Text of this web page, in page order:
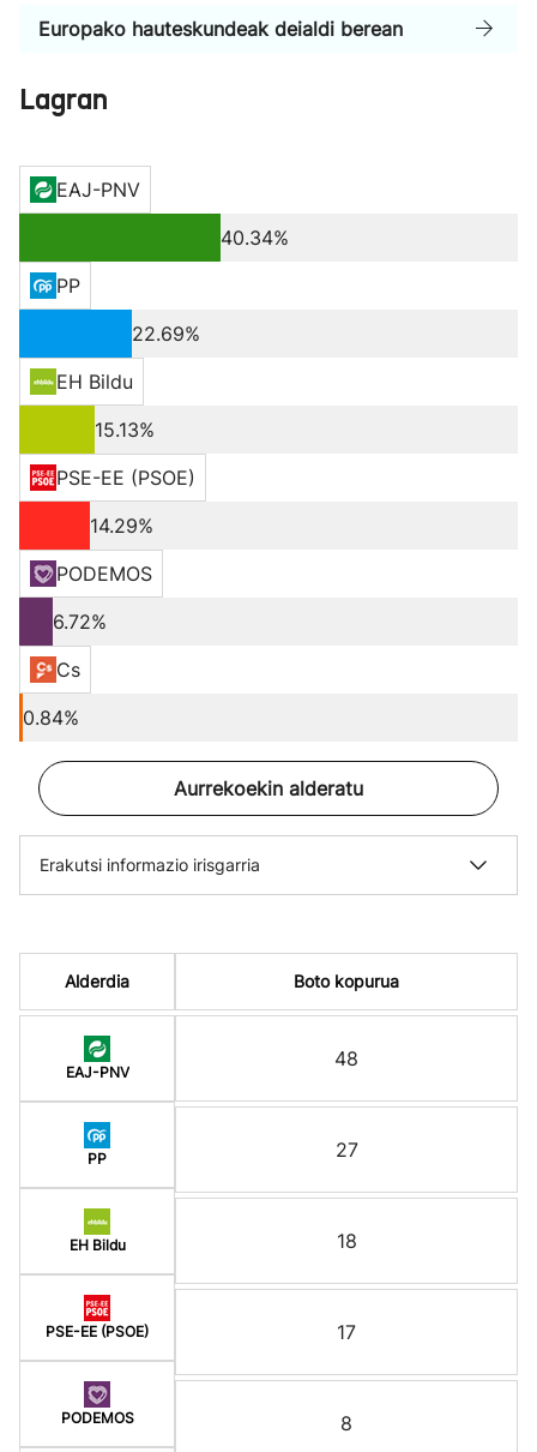
Europako hauteskundeak deialdi berean
Lagran
EAJ-PNV
40.34%
PP
22.69%
EH Bildu
15.13%
PSE-EE (PSOE)
14.29%
PODEMOS
6.72%
Cs
0.84%
Aurrekoekin alderatu
Erakutsi informazio irisgarria
Alderdia
EAJ-PNV
PP
EH Bildu
PSE-EE (PSOE)
PODEMOS
Boto kopurua
48
27
18
17
8